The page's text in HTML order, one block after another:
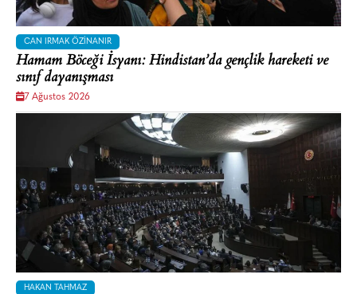
CAN IRMAK ÖZINANIR
Hamam Böceği İsyanı: Hindistan’da gençlik hareketi ve
sınıf dayanışması
7 Ağustos 2026
HAKAN TAHMAZ